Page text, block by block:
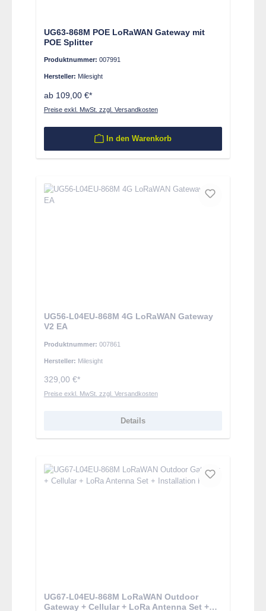
UG63-868M POE LoRaWAN Gateway mit
POE Splitter
Produktnummer: 007991
Hersteller: Milesight
ab 109,00 €*
Preise exkl. MwSt. zzgl. Versandkosten
In den Warenkorb
UG56-L04EU-868M 4G LoRaWAN Gateway
V2 EA
Produktnummer: 007861
Hersteller: Milesight
329,00 €*
Preise exkl. MwSt. zzgl. Versandkosten
Details
UG67-L04EU-868M LoRaWAN Outdoor
Gateway + Cellular + LoRa Antenna Set +